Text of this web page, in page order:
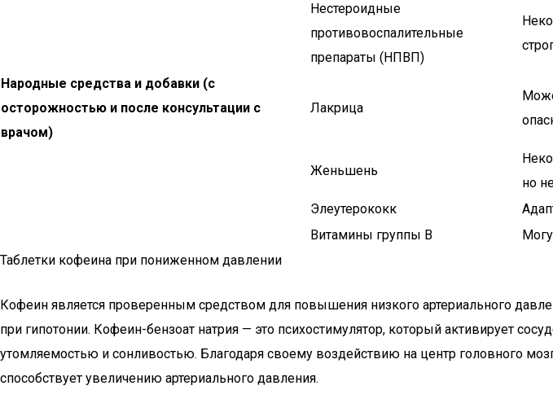
Нестероидные
противовоспалительные
препараты (НПВП)
Народные средства и добавки (с
осторожностью и после консультации с
врачом)
Лакрица
Женьшень
но
Элеутерококк
Витамины группы B
Таблетки кофеина при пониженном давлении
Кофеин является проверенным средством для повышения низкого артериального
при гипотонии. Кофеин-бензоат натрия — это психостимулятор, который активирует
утомляемостью и сонливостью. Благодаря своему воздействию на центр головного
способствует увеличению артериального давления.